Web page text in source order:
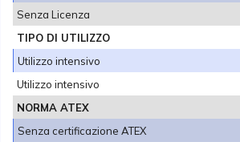
Senza Licenza
TIPO DI UTILIZZO
Utilizzo intensivo
Utilizzo intensivo
NORMA ATEX
Senza certificazione ATEX